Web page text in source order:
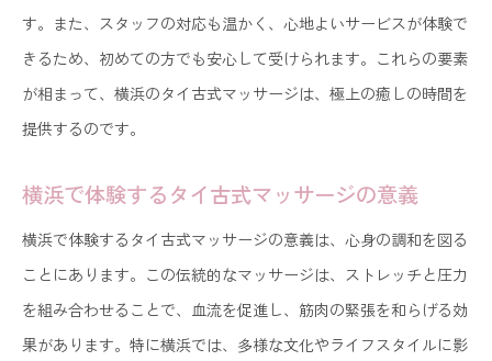
す。また、スタッフの対応も温かく、心地よいサービスが体験で
きるため、初めての方でも安心して受けられます。これらの要素
が相まって、横浜のタイ古式マッサージは、極上の癒しの時間を
提供するのです。
横浜で体験するタイ古式マッサージの意義
横浜で体験するタイ古式マッサージの意義は、心身の調和を図る
ことにあります。この伝統的なマッサージは、ストレッチと圧力
を組み合わせることで、血流を促進し、筋肉の緊張を和らげる効
果があります。特に横浜では、多様な文化やライフスタイルに影